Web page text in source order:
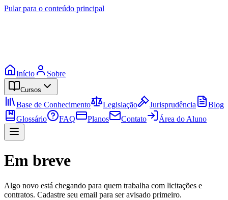
Pular para o conteúdo principal
Início Sobre
Cursos
Base de Conhecimento Legislação Jurisprudência
Blog
Glossário
FAQ Planos Contato Área do Aluno
Em breve
Algo novo está chegando para quem trabalha com licitações e
contratos. Cadastre seu email para ser avisado primeiro.